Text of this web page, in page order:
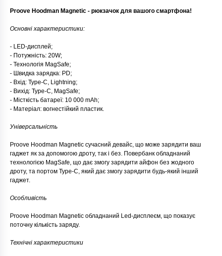
Proove Hoodman Magnetic - рюкзачок для вашого смартфона!
Основні характеристики:
- LED-дисплей;
- Потужність: 20W;
- Технологія MagSafe;
- Швидка зарядка: PD;
- Вхід: Type-C, Lightning;
- Вихід: Type-C, MagSafe;
- Місткість батареї: 10 000 mAh;
- Матеріал: вогнестійкий пластик.
Універсальність
Proove Hoodman Magnetic сучасний девайс, що може зарядити ваш
гаджет як за допомогою дроту, так і без. Повербанк обладнаний
технологією MagSafe, що дає змогу зарядити айфон без жодного
дроту, та портом Type-C, який дає змогу зарядити будь-який інший
гаджет.
Особливість
Proove Hoodman Magnetic обладнаний Led-дисплеєм, що показує
поточну кількість заряду.
Технічні характеристики